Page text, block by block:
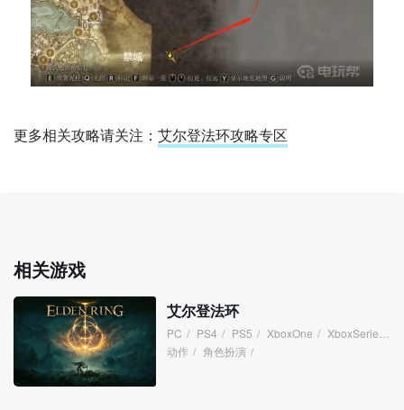
更多相关攻略请关注： 艾尔登法环攻略专区
相关游戏
艾尔登法环
PC / PS4 / PS5 / XboxOne / XboxSeries
动作 / 角色扮演 /